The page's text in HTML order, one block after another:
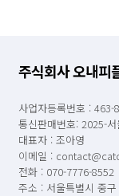
주식회사 오내피
사업자등록번호 : 463-
통신판매번호: 2025-
대표자 : 조아영
이메일 :
전화 : 070-7776-8552
주소 : 서울특별시 중